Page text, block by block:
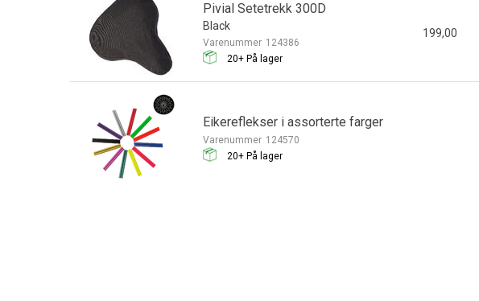
Pivial Setetrekk 300D
Black
Varenummer 124386
20+ På lager
199,00
Eikereflekser i assorterte farger
Varenummer 124570
20+ På lager